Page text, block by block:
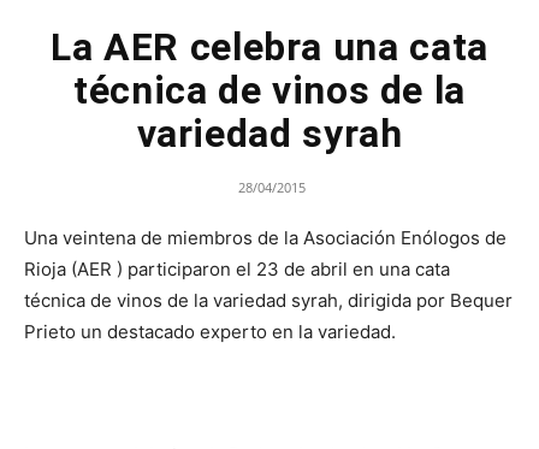
La AER celebra una cata
técnica de vinos de la
variedad syrah
28/04/2015
Una veintena de miembros de la Asociación Enólogos de
Rioja (AER ) participaron el 23 de abril en una cata
técnica de vinos de la variedad syrah, dirigida por Bequer
Prieto un destacado experto en la variedad.